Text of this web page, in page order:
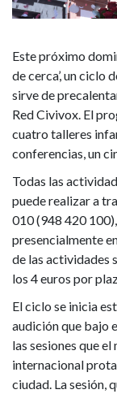
Este próximo
de cerca’, un ciclo
sirve de
Red Civivox. El
cuatro talleres
conferencias, un
Todas las
puede realizar a
010 (948 420
presencialmente
de las actividades
los 4 euros por
El ciclo se inicia
audición que bajo
las sesiones que
internacional
ciudad. La sesión,